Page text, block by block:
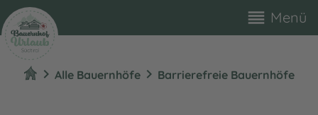
reorder Menü
chevron_right Alle Bauernhöfechevron_right Barrierefreie Bauernhöfe